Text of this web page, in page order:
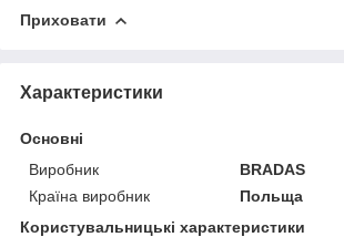
Приховати
Характеристики
Основні
Виробник
BRADAS
Країна виробник
Польща
Користувальницькі характеристики